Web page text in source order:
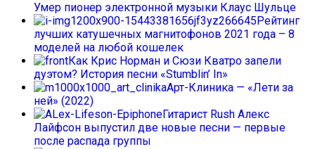
Умер пионер электронной музыки Клаус Шульце
Рейтинг
лучших катушечных магнитофонов 2021 года – 8
моделей на любой кошелек
Как Крис Норман и Сюзи Кватро запели
дуэтом? История песни «Stumblin’ In»
Арт-Клиника — «Лети за
ней» (2022)
Гитарист Rush Алекс
Лайфсон выпустил две новые песни — первые
после распада группы